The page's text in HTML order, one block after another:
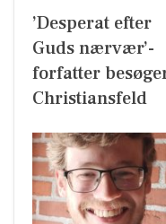
’Desperat efter
Guds nærvær’-
forfatter
Christiansfeld